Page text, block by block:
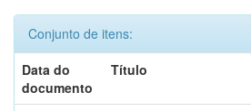
Conjunto de itens:
Data do
documento
Título